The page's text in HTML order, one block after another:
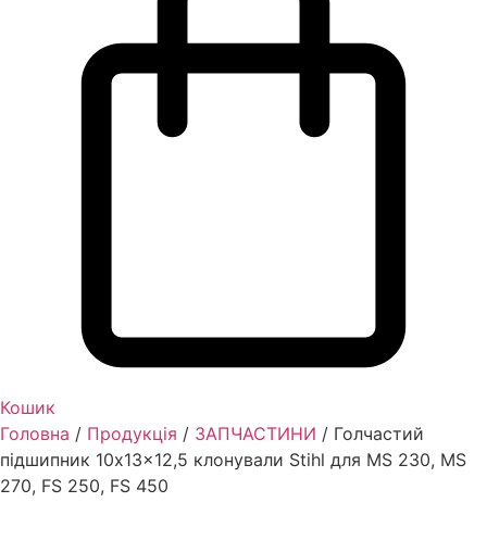
Кошик
Головна / Продукція / ЗАПЧАСТИНИ / Голчастий
підшипник 10x13x12,5 клонували Stihl для MS 230, MS
270, FS 250, FS 450